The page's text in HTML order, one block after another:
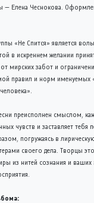
— Елена Чеснокова.
«Не Спится» является
в искреннем желании
мирских забот и
правил и норм именуемых
преисполнен смыслом,
чувств и заставляет тебя
погружаясь в
своего дела. Творцы
из нитей сознания и